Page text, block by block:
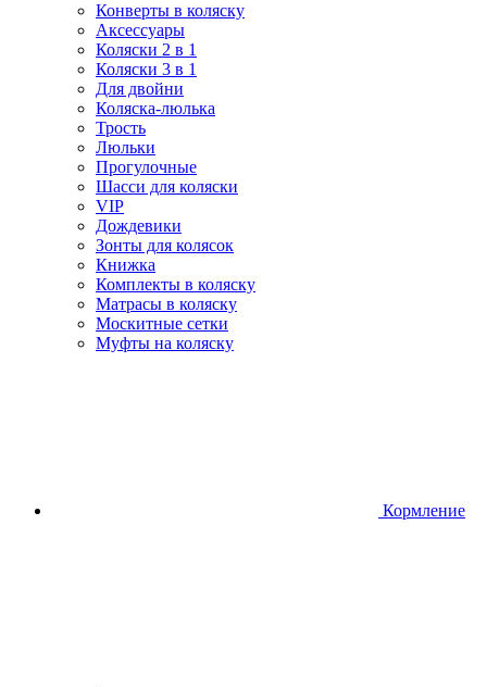
Конверты в коляску
Аксессуары
Коляски 2 в 1
Коляски 3 в 1
Для двойни
Коляска-люлька
Трость
Люльки
Прогулочные
Шасси для коляски
VIP
Дождевики
Зонты для колясок
Книжка
Комплекты в коляску
Матрасы в коляску
Москитные сетки
Муфты на коляску
Кормление